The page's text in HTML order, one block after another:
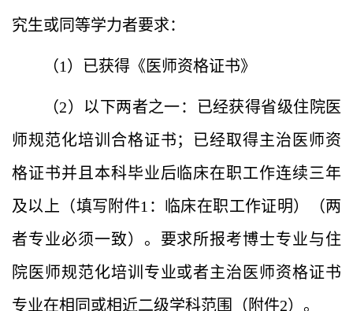
究生或同等学力者要求：
（1）已获得《医师资格证书》
（2）以下两者之一：
已经获得省级住院医
师规范化培训合格证书；
已经取得主治医师资
格证书并且本科毕业后临床在职工作连续三年
及以上（填写附件1：临床在职工作证明）（两
者专业必须一致）。要求所报考博士专业与住
院医师规范化培训专业或者主治医师资格证书
专业在相同或相近二级学科范围（附件2）。